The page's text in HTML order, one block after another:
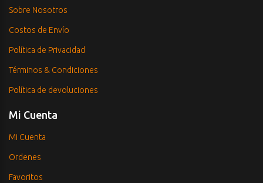
Sobre Nosotros
Costos de Envío
Política de Privacidad
Términos & Condiciones
Política de devoluciones
Mi Cuenta
Mi Cuenta
Ordenes
Favoritos